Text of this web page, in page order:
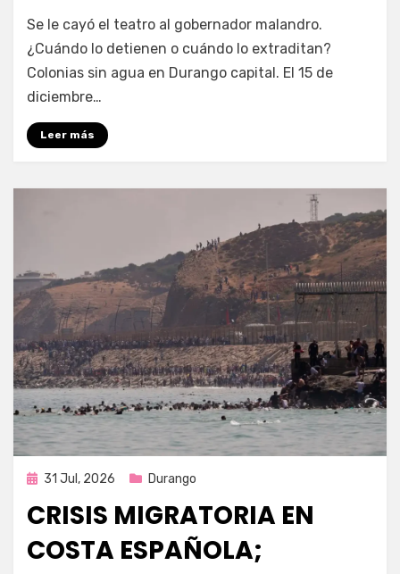
por Fernando Miranda Servín
Se le cayó el teatro al gobernador malandro.
¿Cuándo lo detienen o cuándo lo extraditan?
Colonias sin agua en Durango capital. El 15 de
diciembre…
Leer más
Publicada
31 Jul, 2026 Durango
CRISIS MIGRATORIA EN
COSTA ESPAÑOLA;